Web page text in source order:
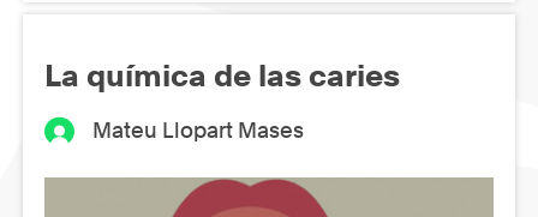
La química de las caries
Mateu Llopart Mases